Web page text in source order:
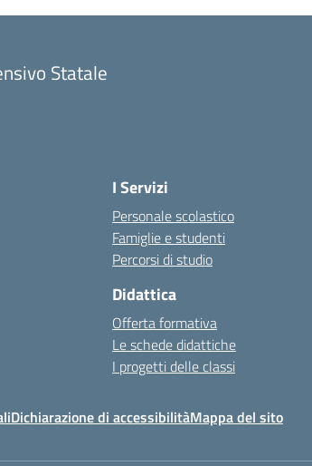
Statale
I Servizi
Personale scolastico
Famiglie e studenti
Percorsi di studio
Didattica
Offerta formativa
Le schede didattiche
I progetti delle classi
Dichiarazione di accessibilitàMappa del sito